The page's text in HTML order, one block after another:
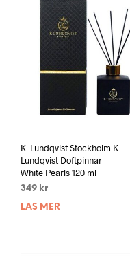
K. Lundqvist Stockholm K.
Lundqvist Doftpinnar
White Pearls 120 ml
349 kr
LÄS MER